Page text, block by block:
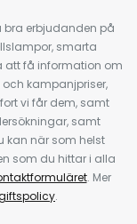
bra erbjudanden på
smarta
att få information om
kampanjpriser,
vi får dem, samt
samt
kan när som helst
som du hittar i alla
. Mer
.